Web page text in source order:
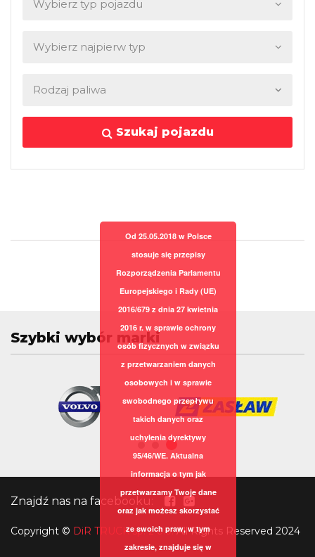
Szukaj pojazdu
Szybki wybór marki
Znajdź nas na facebooku:
Copyright © DiR TRUCK sp. z o.o.All Rights Reserved 2024
Od 25.05.2018 w Polsce
stosuje się przepisy
Rozporządzenia Parlamentu
Europejskiego i Rady (UE)
2016/679 z dnia 27 kwietnia
2016 r. w sprawie ochrony
osób fizycznych w związku
z przetwarzaniem danych
osobowych i w sprawie
swobodnego przepływu
takich danych oraz
uchylenia dyrektywy
95/46/WE. Aktualna
informacja o tym jak
przetwarzamy Twoje dane
oraz jak możesz skorzystać
ze swoich praw, w tym
zakresie, znajduje się w